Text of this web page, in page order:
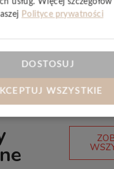
techniczna
desek.
Polityce prywatności
DOSTOSUJ
WSZYSTKIE